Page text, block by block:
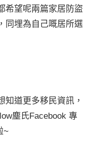
希望呢兩篇家居防盜
同埋為自己嘅居所選
知道更多移民資訊，
塵氏Facebook 專
~